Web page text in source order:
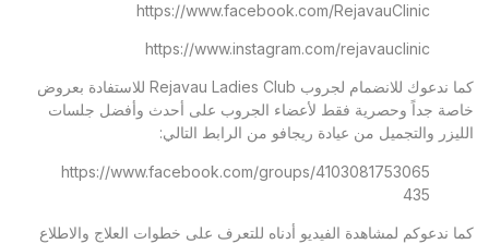
https://www.facebook.com/RejavauClinic
https://www.instagram.com/rejavauclinic
كما ندعوك للانضمام لجروب Rejavau Ladies Club للاستفادة بعروض
خاصة جداً وحصرية فقط لأعضاء الجروب على أحدث وأفضل جلسات
الليزر والتجميل من عيادة ريجافو من الرابط التالي:
https://www.facebook.com/groups/4103081753065
435
كما ندعوكم لمشاهدة الفيديو أدناه للتعرف على خطوات العلاج والاطلاع